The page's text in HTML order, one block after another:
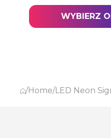
WYBIERZ
/Home/LED Neon